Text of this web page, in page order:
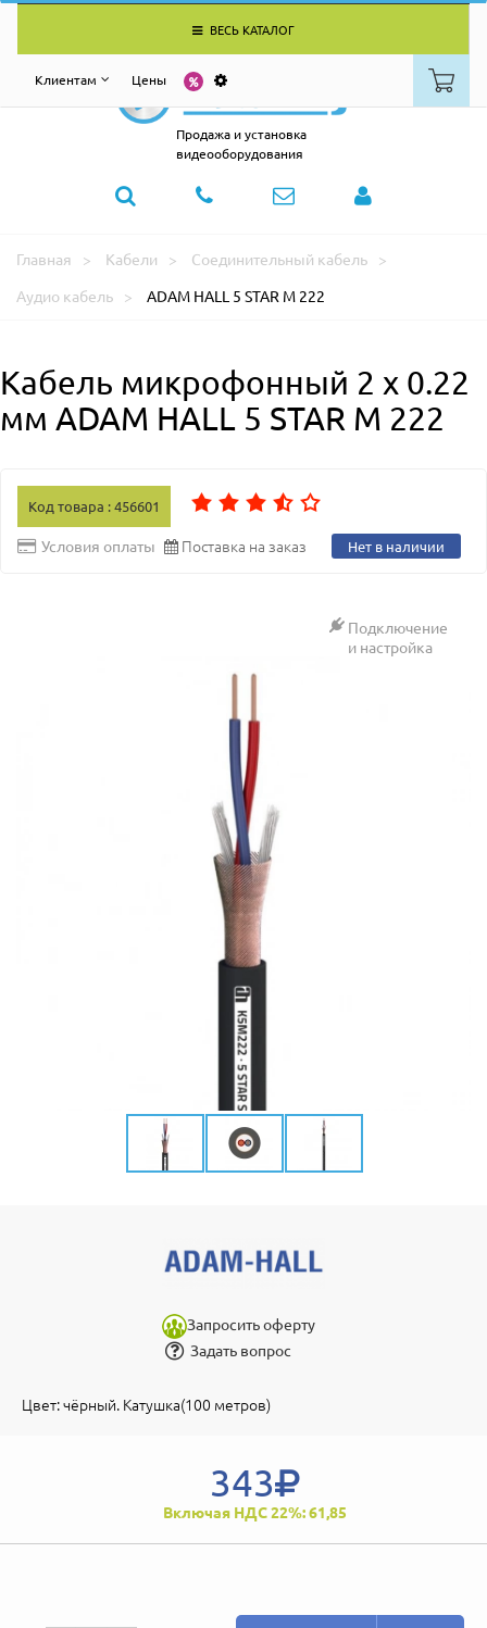
ВЕСЬ КАТАЛОГ
Клиентам Цены
Продажа и установка
видеооборудования
Главная Кабели
Соединительный кабель
Аудио кабель
ADAM HALL 5 STAR M 222
Кабель микрофонный 2 x 0.22
мм ADAM HALL 5 STAR M 222
Код товара : 456601
Условия оплаты Поставка на заказ Нет в наличии
Подключение
и настройка
Запросить оферту
Задать вопрос
Цвет: чёрный. Катушка(100 метров)
343
Включая НДС 22%: 61,85